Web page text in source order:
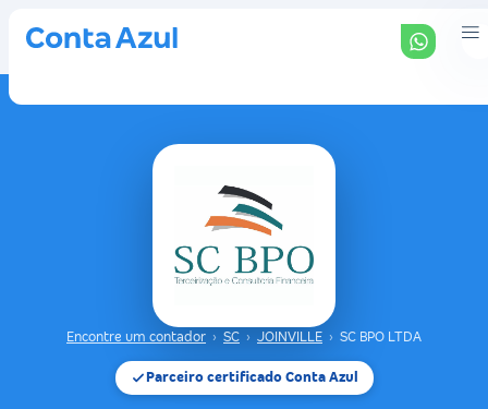
Encontre um contador › SC › JOINVILLE › SC BPO LTDA
Parceiro certificado Conta Azul